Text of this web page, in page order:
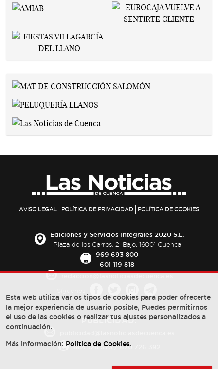
AVISO LEGAL POLÍTICA DE PRIVACIDAD POLÍTICA DE COOKIES
Ediciones y Servicios Integrales 2020 S.L.
Plaza de los Carros, 2. Bajo. 16001 Cuenca
969 693 800
601 119 818
PUBLICIDAD:
684 126 573/670 726 392
Esta web utiliza varios tipos de cookies para poder ofrecerte
la mejor experiencia de usuario posible, Puedes permitirnos
el uso de las cookies o realizar tus ajustes personalizados a
continuación.
Más información: Política de Cookies.